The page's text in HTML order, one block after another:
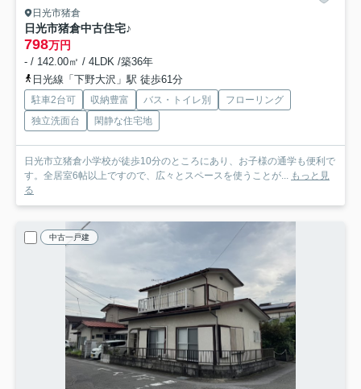
日光市猪倉
日光市猪倉中古住宅♪
798万円
- / 142.00㎡ / 4LDK /築36年
日光線「下野大沢」駅 徒歩61分
駐車2台可 収納豊富 バス・トイレ別
フローリング
独立洗面台
閑静な住宅地
日光市立猪倉小学校が徒歩10分のところにあり、お子様の通学も便利で
す。全居室6帖以上ですので、広々とスペースを使うことが... もっと見
る
中古一戸建